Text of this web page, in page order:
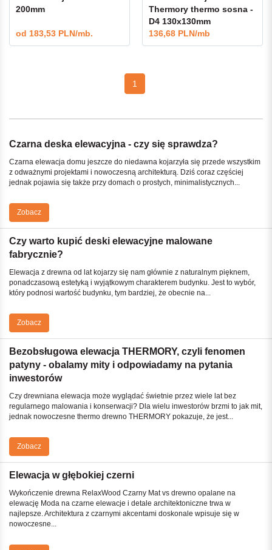
200mm
od 183,53 PLN/mb.
Thermory thermo sosna -
D4 130x130mm
136,68 PLN/mb
1
Czarna deska elewacyjna - czy się sprawdza?
Czarna elewacja domu jeszcze do niedawna kojarzyła się przede wszystkim
z odważnymi projektami i nowoczesną architekturą. Dziś coraz częściej
jednak pojawia się także przy domach o prostych, minimalistycznych...
Zobacz
Czy warto kupić deski elewacyjne malowane
fabrycznie?
Elewacja z drewna od lat kojarzy się nam głównie z naturalnym pięknem,
ponadczasową estetyką i wyjątkowym charakterem budynku. Jest to wybór,
który podnosi wartość budynku, tym bardziej, że obecnie na...
Zobacz
Bezobsługowa elewacja THERMORY, czyli fenomen
patyny - obalamy mity i odpowiadamy na pytania
inwestorów
Czy drewniana elewacja może wyglądać świetnie przez wiele lat bez
regularnego malowania i konserwacji? Dla wielu inwestorów brzmi to jak mit,
jednak nowoczesne thermo drewno THERMORY pokazuje, że jest...
Zobacz
Elewacja w głębokiej czerni
Wykończenie drewna RelaxWood Czarny Mat vs drewno opalane na
elewację Moda na czarne elewacje i detale architektoniczne trwa w
najlepsze. Architektura z czarnymi akcentami doskonale wpisuje się w
nowoczesne...